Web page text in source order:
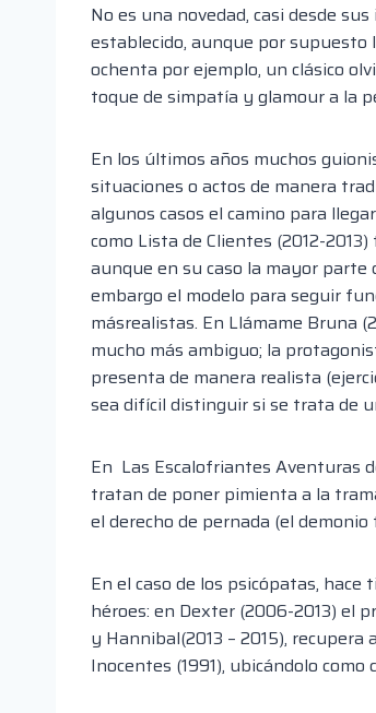
No es una novedad, casi desde
establecido, aunque por supuesto
ochenta por ejemplo, un clásico
toque de simpatía y glamour a la
En los últimos años muchos
situaciones o actos de manera
algunos casos el camino para
como Lista de Clientes (2012-
aunque en su caso la mayor parte
embargo el modelo para seguir
másrealistas. En Llámame Bruna
mucho más ambiguo; la
presenta de manera realista
sea difícil distinguir si se trata de
En Las Escalofriantes Aventuras
tratan de poner pimienta a la
el derecho de pernada (el
En el caso de los psicópatas,
héroes: en Dexter (2006-2013) el
y Hannibal(2013 – 2015), recupera
Inocentes (1991), ubicándolo como